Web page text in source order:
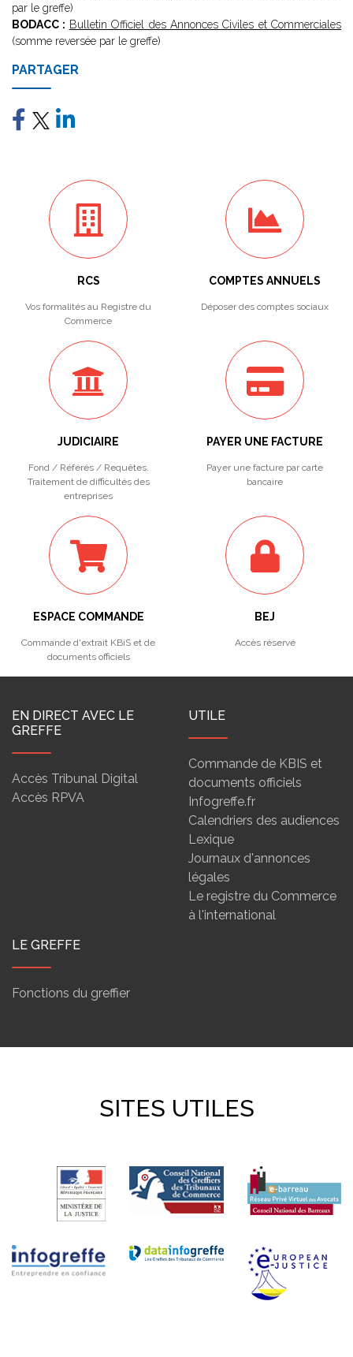
par le greffe)
BODACC : Bulletin Officiel des Annonces Civiles et Commerciales
(somme reversée par le greffe)
PARTAGER
RCS
Vos formalités au Registre du
Commerce
COMPTES ANNUELS
Déposer des comptes sociaux
JUDICIAIRE
Fond / Référés / Requêtes.
Traitement de difficultés des
entreprises
PAYER UNE FACTURE
Payer une facture par carte
bancaire
ESPACE COMMANDE
Commande d'extrait KBiS et de
documents officiels
BEJ
Accès réservé
EN DIRECT AVEC LE
GREFFE
Accès Tribunal Digital
Accès RPVA
UTILE
Commande de KBIS et
documents officiels
Infogreffe.fr
Calendriers des audiences
Lexique
Journaux d'annonces
légales
Le registre du Commerce
à l'international
LE GREFFE
Fonctions du greffier
SITES UTILES